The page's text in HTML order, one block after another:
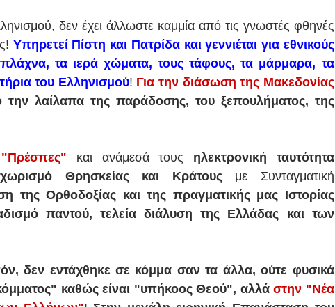
δεν έχει άλλωστε καμμία από τις γνωστές φθηνές
Υπηρετεί Πίστη και Πατρίδα και γεννιέται για εθνικούς
τα ιερά χώματα, τους τάφους, τα μάρμαρα, τα
του Ελληνισμού! Για την διάσωση της Μακεδονίας
την λαίλαπα της παράδοσης, του ξεπουλήματος, της
και ανάμεσά τους ηλεκτρονική ταυτότητα
Θρησκείας και Κράτους με Συνταγματική
της Ορθοδοξίας και της πραγματικής μας Ιστορίας
παντού, τελεία διάλυση της Ελλάδας και των
δεν εντάχθηκε σε κόμμα σαν τα άλλα, ούτε φυσικά
καθώς είναι "υπήκοος Θεού", αλλά στην "Νέα